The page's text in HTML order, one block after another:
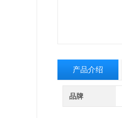
产品介绍
品牌